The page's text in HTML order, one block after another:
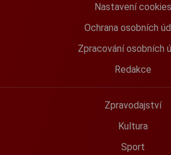
Nastavení cookies
Ochrana osobních
Zpracování osobních
Redakce
Zpravodajství
Kultura
Sport